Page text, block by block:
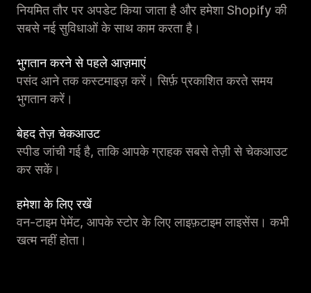
नियमित तौर पर अपडेट किया जाता है और हमेशा Shopify की
सबसे नई सुविधाओं के साथ काम करता है।
भुगतान करने से पहले आज़माएं
पसंद आने तक कस्टमाइज़ करें। सिर्फ़ प्रकाशित करते समय
भुगतान करें।
बेहद तेज़ चेकआउट
स्पीड जांची गई है, ताकि आपके ग्राहक सबसे तेज़ी से चेकआउट
कर सकें।
हमेशा के लिए रखें
वन-टाइम पेमेंट, आपके स्टोर के लिए लाइफ़टाइम लाइसेंस। कभी
खत्म नहीं होता।